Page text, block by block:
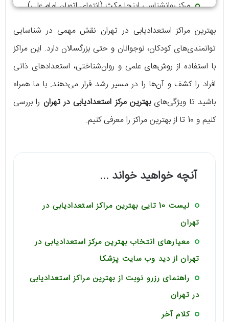
مرکز روانشناسی اینجا مکث (انتهای اتوبان امام علی)
بهترین مراکز استعدادیابی در تهران نقش مهمی در شناسایی
توانمندی‌های کودکان، نوجوانان و حتی بزرگسالان دارد. این مراکز
با استفاده از روش‌های علمی و روان‌شناختی، استعدادهای ذاتی
افراد را کشف و آن‌ها را در مسیر رشد قرار می‌دهند. با ما همراه
باشید تا ویژگی‌هایبهترین مرکز استعدادیابی در تهران را بررسی
کنیم و 10 تا از بهترین مراکز را معرفی کنیم.
آنچه خواهید خواند ...
لیست 10 تایی بهترین مراکز استعدادیابی در
تهران
معیارهای انتخاب بهترین مرکز استعدادیابی در
تهران از دید وب سایت پزشکا
راهنمای رزرو نوبت از بهترین مراکز استعدادیابی
در تهران
کلام آخر